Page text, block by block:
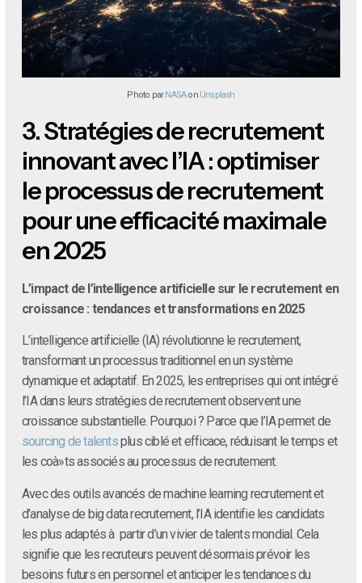
Photo parNASAon Unsplash
3.Stratégies de recrutement
innovant avec l’IA : optimiser
le processus de recrutement
pour une efficacité maximale
en 2025
L’impact de l’intelligence artificielle sur le recrutement en
croissance : tendances et transformations en 2025
L’intelligence artificielle (IA) révolutionne le recrutement,
transformant un processus traditionnel en un système
dynamique et adaptatif. En 2025, les entreprises qui ont intégré
l’IA dans leurs stratégies de recrutement observent une
croissance substantielle. Pourquoi ? Parce que l’IA permet de
sourcing de talentsplus ciblé et efficace, réduisant le temps et
les coà»ts associés au processus de recrutement.
Avec des outils avancés de machine learning recrutement et
d’analyse de big data recrutement, l’IA identifie les candidats
les plus adaptés à partir d’un vivier de talents mondial. Cela
signifie que les recruteurs peuvent désormais prévoir les
besoins futurs en personnel et anticiper les tendances du